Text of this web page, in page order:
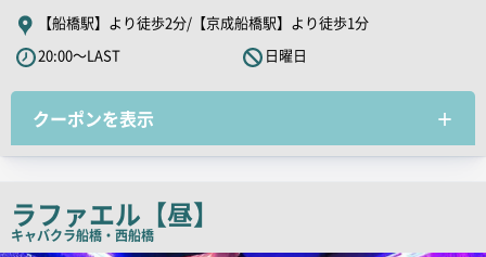
PR
キ
ャ
ッ
コ
【船橋駅】より徒歩2分/【京成船橋駅】より徒歩1分
20:00～LAST
日曜日
クーポンを表示
ラファエル【昼】
キャバクラ船橋・西船橋